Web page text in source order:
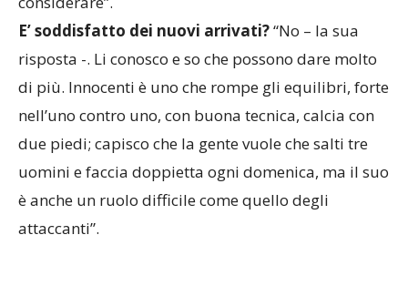
E’ soddisfatto dei nuovi arrivati?
risposta -. Li conosco e so che possono dare molto
di più. Innocenti è uno che rompe gli equilibri, forte
nell’uno contro uno, con buona tecnica, calcia con
due piedi; capisco che la gente vuole che salti tre
uomini e faccia doppietta ogni domenica, ma il suo
è anche un ruolo difficile come quello degli
attaccanti”.